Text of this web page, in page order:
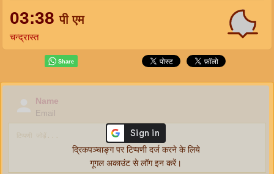
03:38पी एम
चन्द्रास्त
Name
Email
द्रिकपञ्चाङ्ग पर टिप्पणी दर्ज करने के लिये
गूगल अकाउंट से लॉग इन करें।